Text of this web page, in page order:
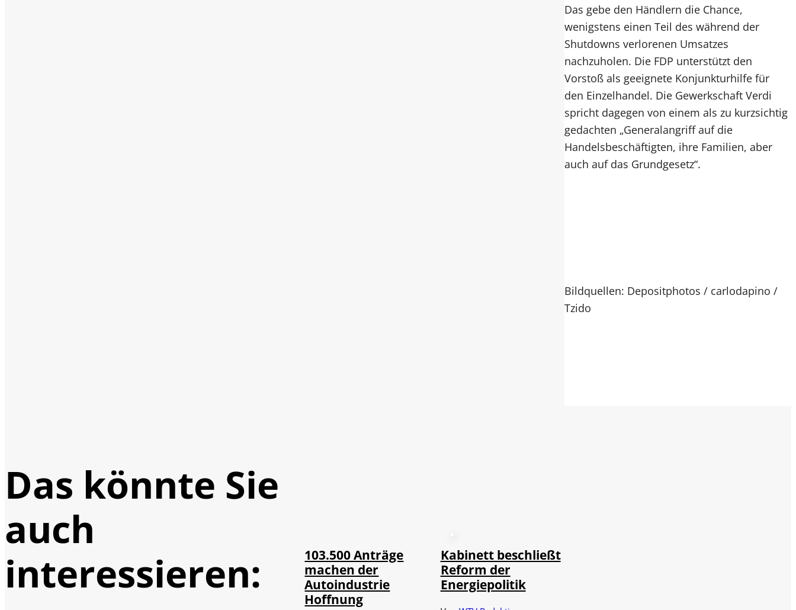
Das gebe den Händlern die Chance,
wenigstens einen Teil des während der
Shutdowns verlorenen Umsatzes
nachzuholen. Die FDP unterstützt den
Vorstoß als geeignete Konjunkturhilfe für
den Einzelhandel. Die Gewerkschaft Verdi
spricht dagegen von einem als zu kurzsichtig
gedachten „Generalangriff auf die
Handelsbeschäftigten, ihre Familien, aber
auch auf das Grundgesetz“.
Bildquellen: Depositphotos / carlodapino /
Tzido
Das könnte Sie
auch
interessieren:
103.500 Anträge
machen der
Autoindustrie
Hoffnung
Kabinett beschließt
Reform der
Energiepolitik